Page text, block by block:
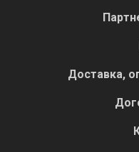
Доставка,